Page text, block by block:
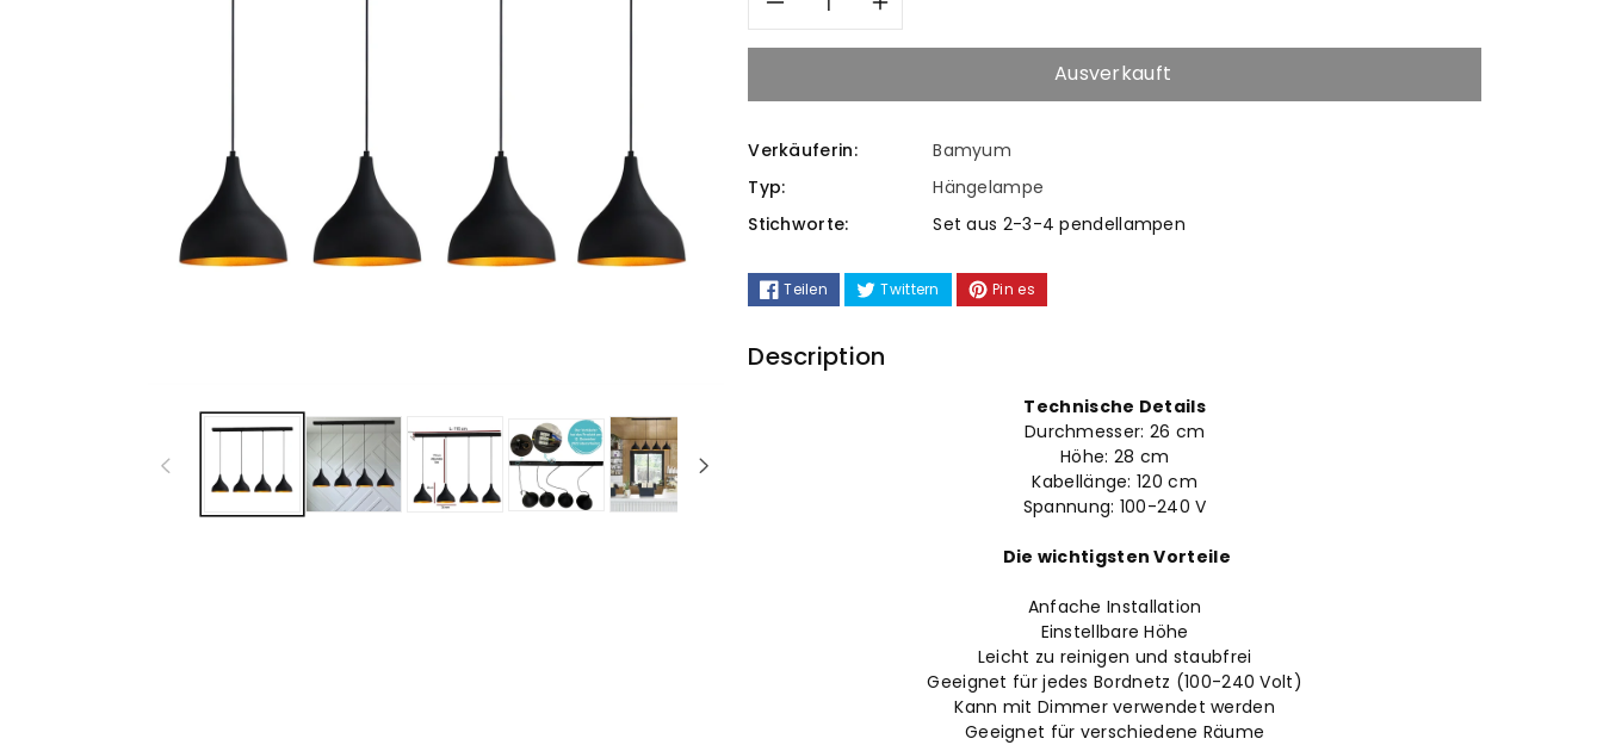
Verringere
für
Pendelleuchte
4
Flammige
Metall
Erhöhe
Pendelleuchte
4
Ausverkauft
Verkäuferin:
Bamyum
Typ:
Hängelampe
Stichworte:
Set aus 2-3-4 pendellampen
Teilen Twittern Pin es
Description
Technische Details
Durchmesser: 26 cm
Höhe: 28 cm
Kabellänge: 120 cm
Spannung: 100-240 V
Die wichtigsten Vorteile
Anfache Installation
Einstellbare Höhe
Leicht zu reinigen und staubfrei
Geeignet für jedes Bordnetz (100-240 Volt)
Kann mit Dimmer verwendet werden
Geeignet für verschiedene Räume